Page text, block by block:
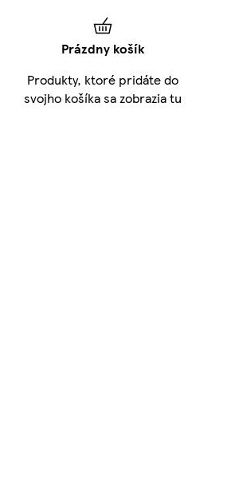
Prázdny košík
Produkty, ktoré pridáte do
svojho košíka sa zobrazia tu